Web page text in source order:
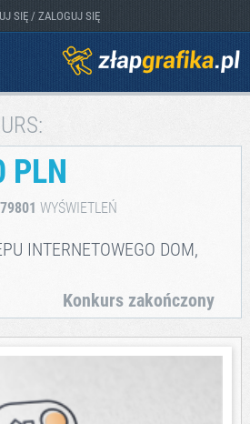
SIĘ / ZALOGUJ SIĘ
PLN
79801 WYŚWIETLEŃ
INTERNETOWEGO DOM,
Konkurs zakończony